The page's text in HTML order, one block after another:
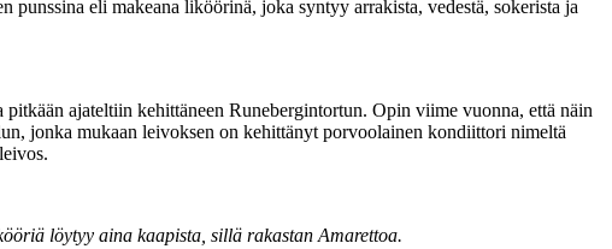
eli makeana liköörinä, joka syntyy arrakista, vedestä, sokerista ja
ajateltiin kehittäneen Runebergintortun. Opin viime vuonna, että näin
jonka mukaan leivoksen on kehittänyt porvoolainen kondiittori nimeltä
löytyy aina kaapista, sillä rakastan Amarettoa.